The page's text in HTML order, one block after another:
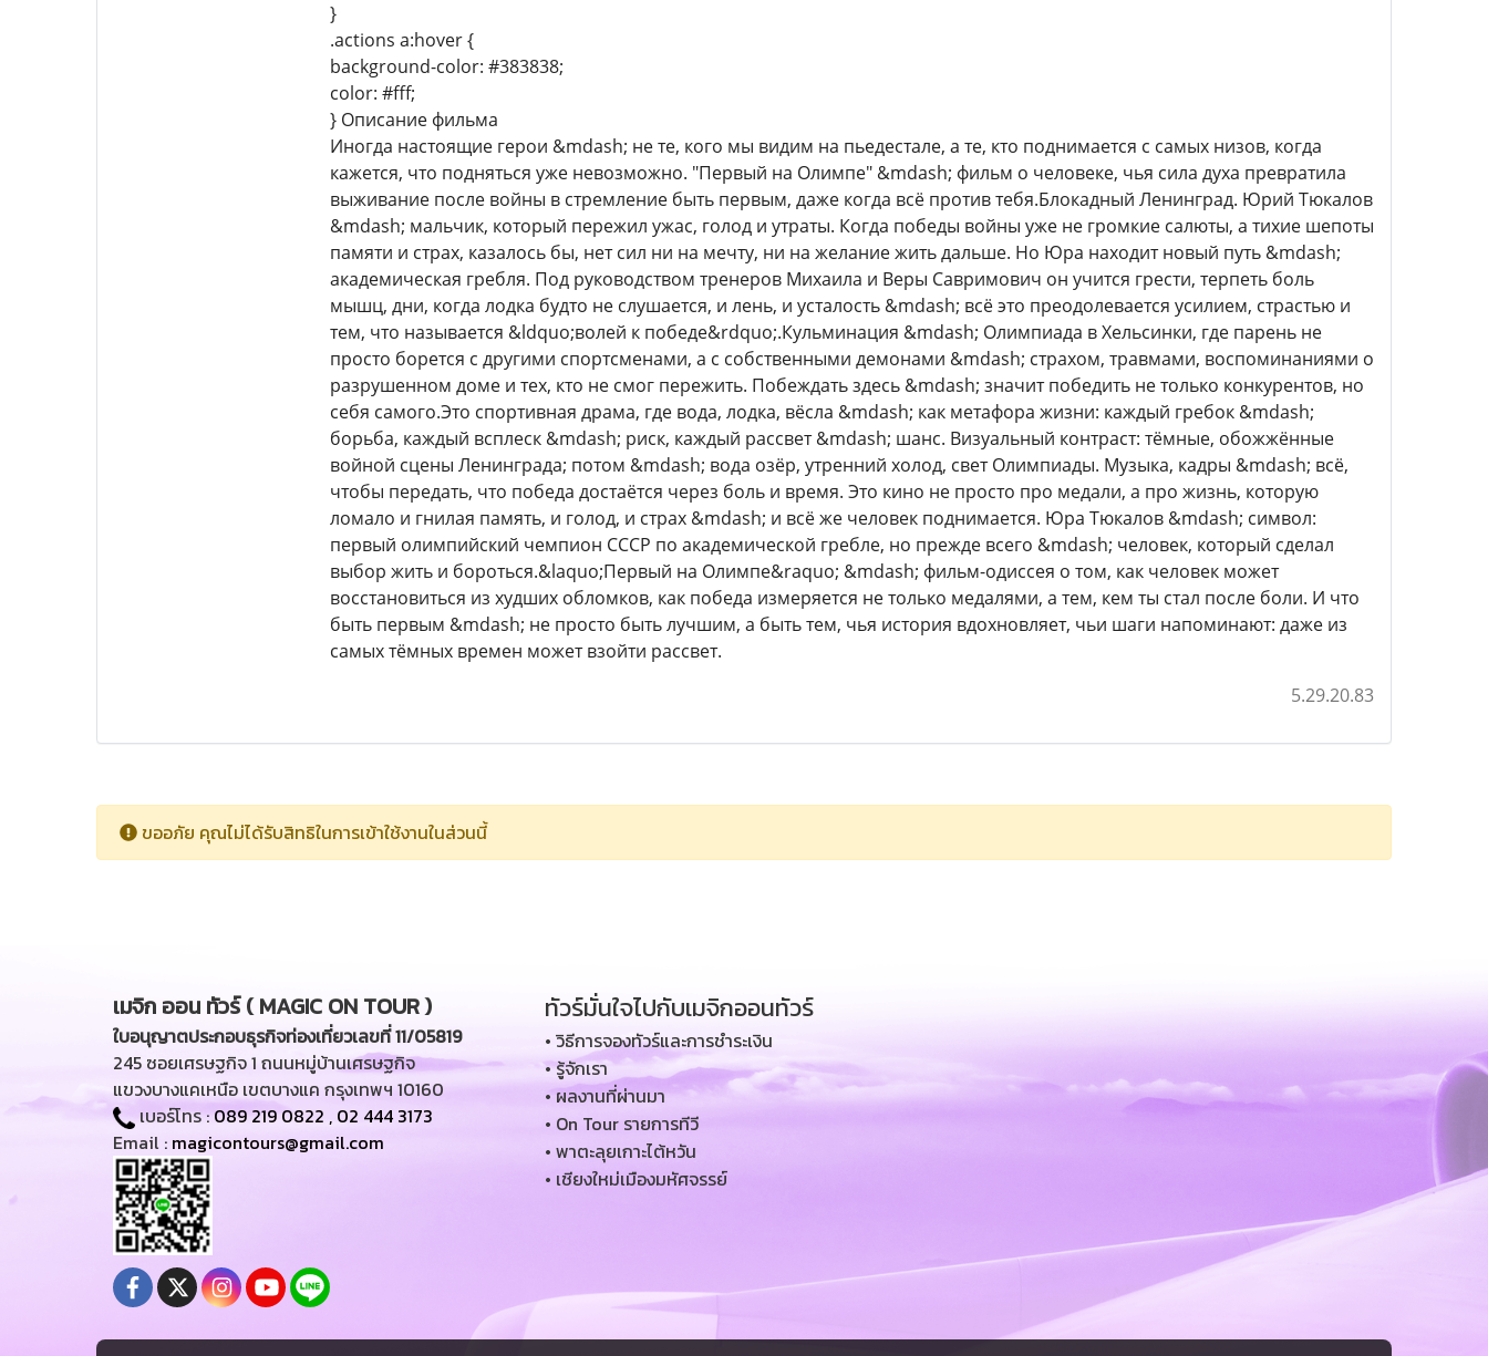
}
.actions a:hover {
background-color: #383838;
color: #fff;
} Описание фильма
Иногда настоящие герои &mdash; не те, кого мы видим на пьедестале, а те, кто поднимается с самых низов, когда
кажется, что подняться уже невозможно. "Первый на Олимпе" &mdash; фильм о человеке, чья сила духа превратила
выживание после войны в стремление быть первым, даже когда всё против тебя.Блокадный Ленинград. Юрий Тюкалов
&mdash; мальчик, который пережил ужас, голод и утраты. Когда победы войны уже не громкие салюты, а тихие шепоты
памяти и страх, казалось бы, нет сил ни на мечту, ни на желание жить дальше. Но Юра находит новый путь &mdash;
академическая гребля. Под руководством тренеров Михаила и Веры Савримович он учится грести, терпеть боль
мышц, дни, когда лодка будто не слушается, и лень, и усталость &mdash; всё это преодолевается усилием, страстью и
тем, что называется &ldquo;волей к победе&rdquo;.Кульминация &mdash; Олимпиада в Хельсинки, где парень не
просто борется с другими спортсменами, а с собственными демонами &mdash; страхом, травмами, воспоминаниями о
разрушенном доме и тех, кто не смог пережить. Побеждать здесь &mdash; значит победить не только конкурентов, но
себя самого.Это спортивная драма, где вода, лодка, вёсла &mdash; как метафора жизни: каждый гребок &mdash;
борьба, каждый всплеск &mdash; риск, каждый рассвет &mdash; шанс. Визуальный контраст: тёмные, обожжённые
войной сцены Ленинграда; потом &mdash; вода озёр, утренний холод, свет Олимпиады. Музыка, кадры &mdash; всё,
чтобы передать, что победа достаётся через боль и время. Это кино не просто про медали, а про жизнь, которую
ломало и гнилая память, и голод, и страх &mdash; и всё же человек поднимается. Юра Тюкалов &mdash; символ:
первый олимпийский чемпион СССР по академической гребле, но прежде всего &mdash; человек, который сделал
выбор жить и бороться.&laquo;Первый на Олимпе&raquo; &mdash; фильм-одиссея о том, как человек может
восстановиться из худших обломков, как победа измеряется не только медалями, а тем, кем ты стал после боли. И что
быть первым &mdash; не просто быть лучшим, а быть тем, чья история вдохновляет, чьи шаги напоминают: даже из
самых тёмных времен может взойти рассвет.
5.29.20.83
ขออภัย คุณไม่ได้รับสิทธิในการเข้าใช้งานในส่วนนี้
เมจิก ออน ทัวร์ ( MAGIC ON TOUR )
ใบอนุญาตประกอบธุรกิจท่องเที่ยวเลขที่ 11/05819
245 ซอยเศรษฐกิจ 1 ถนนหมู่บ้านเศรษฐกิจ
แขวงบางแคเหนือ เขตบางแค กรุงเทพฯ 10160
เบอร์โทร :089 219 0822 , 02 444 3173
Email : magicontours@gmail.com
ทัวร์มั่นใจไปกับเมจิกออนทัวร์
• วิธีการจองทัวร์และการชำระเงิน
• รู้จักเรา
• ผลงานที่ผ่านมา
• On Tour รายการทีวี
• พาตะลุยเกาะไต้หวัน
• เชียงใหม่เมืองมหัศจรรย์